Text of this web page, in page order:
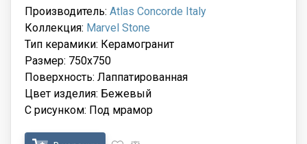
Производитель: Atlas Concorde Italy
Коллекция: Marvel Stone
Тип керамики: Керамогранит
Размер: 750x750
Поверхность: Лаппатированная
Цвет изделия: Бежевый
С рисунком: Под мрамор